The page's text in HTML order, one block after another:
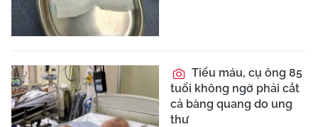
Tiểu máu, cụ ông 85
tuổi không ngờ phải cắt
cả bàng quang do ung
thư